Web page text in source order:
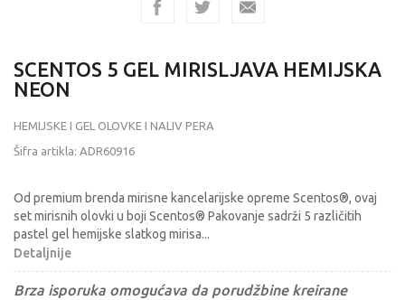
SCENTOS 5 GEL MIRISLJAVA HEMIJSKA
NEON
HEMIJSKE I GEL OLOVKE I NALIV PERA
Šifra artikla: ADR60916
Od premium brenda mirisne kancelarijske opreme Scentos®, ovaj
set mirisnih olovki u boji Scentos® Pakovanje sadrži 5 različitih
pastel gel hemijske slatkog mirisa...
Detaljnije
Brza isporuka omogućava da porudžbine kreirane